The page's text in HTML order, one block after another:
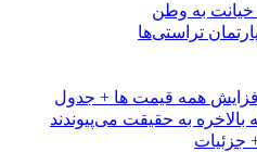
خیانت به وطن
جزئیات